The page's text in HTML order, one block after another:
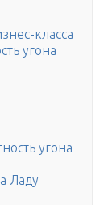
класса
угона
угона
Ладу